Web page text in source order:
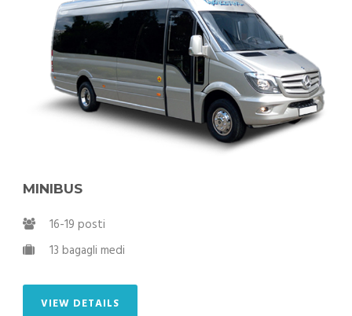
MINIBUS
16-19 posti
13 bagagli medi
VIEW DETAILS